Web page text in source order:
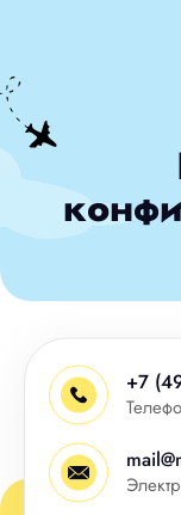
+7